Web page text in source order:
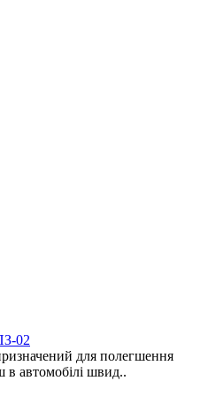
02
для полегшення
в автомобілі швид..